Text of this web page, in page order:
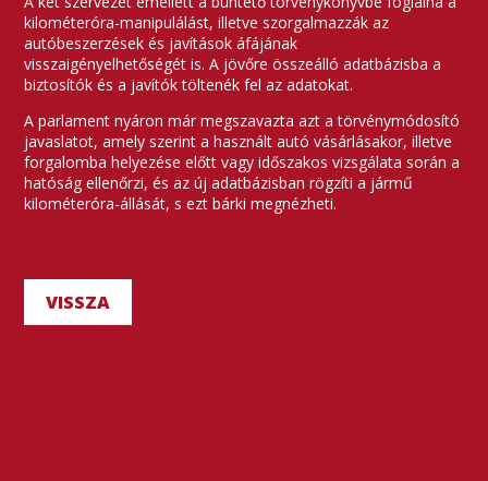
kilométeróra-manipulálást, illetve szorgalmazzák az
autóbeszerzések és javítások áfájának
visszaigényelhetőségét is. A jövőre összeálló adatbázisba a
biztosítók és a javítók töltenék fel az adatokat.
A parlament nyáron már megszavazta azt a törvénymódosító
javaslatot, amely szerint a használt autó vásárlásakor, illetve
forgalomba helyezése előtt vagy időszakos vizsgálata során a
hatóság ellenőrzi, és az új adatbázisban rögzíti a jármű
kilométeróra-állását, s ezt bárki megnézheti.
VISSZA